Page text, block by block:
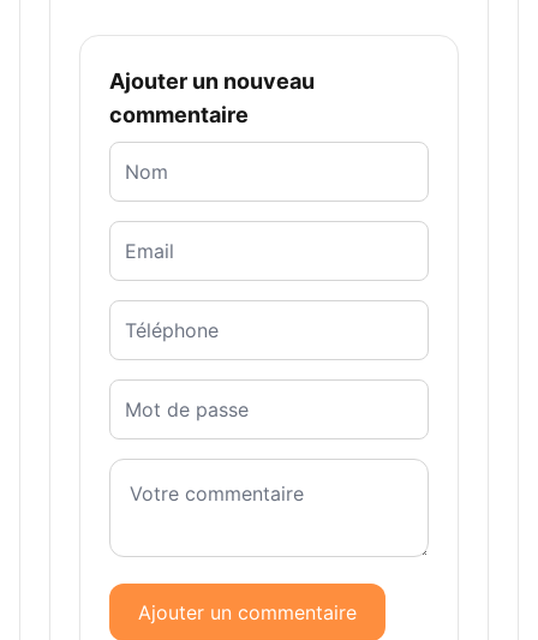
Ajouter un nouveau
commentaire
Ajouter un commentaire